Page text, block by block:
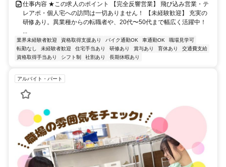
仕事内容 ★この求人のポイント 【完全反響営業】 飛び込み営業・テ
レアポ・個人宅への訪問は一切ありません！ 【未経験歓迎】 充実の
研修あり。異業種からの転職者や、20代〜50代まで幅広く活躍中！
...
業界未経験者歓迎 資格取得支援あり バイク通勤OK 車通勤OK
職場見学可
転勤なし
未経験者歓迎 住宅手当あり 研修あり 賞与あり 育休あり
交通費支給
資格取得手当あり
シフト制 社割あり 長期休暇あり
アルバイト・パート